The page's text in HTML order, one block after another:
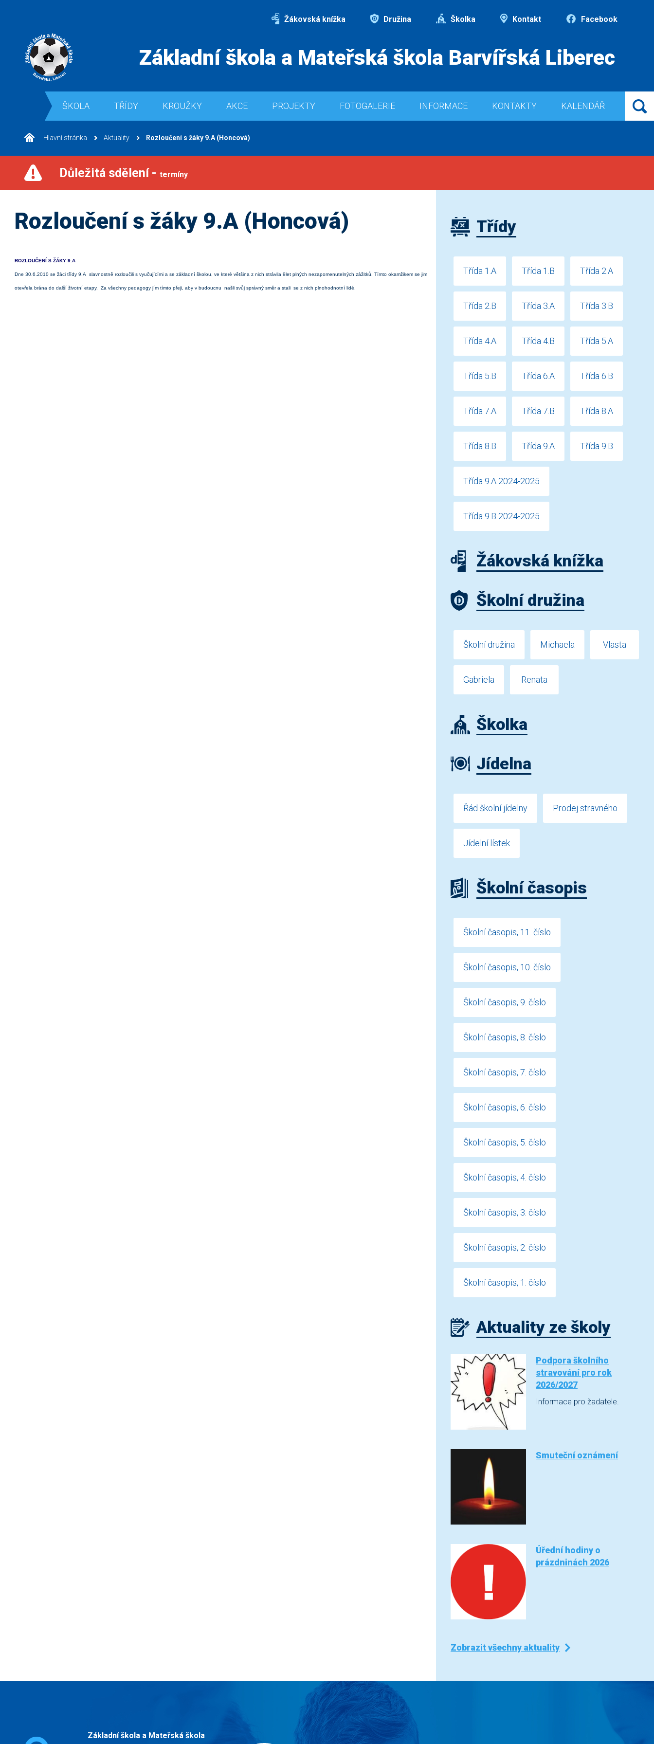
Žákovská knížka Družina Školka Kontakt Facebook
Základní škola a Mateřská škola Barvířská Liberec
ŠKOLA TŘÍDY KROUŽKY AKCE PROJEKTY FOTOGALERIE INFORMACE KONTAKTY KALENDÁŘ
Hlavní stránka Aktuality Rozloučení s žáky 9.A (Honcová)
Důležitá sdělení - termíny
Rozloučení s žáky 9.A (Honcová)
ROZLOUČENÍ S ŽÁKY 9.A
Dne 30.6.2010 se žáci třídy 9.A slavnostně rozloučili s vyučujícími a se základní školou, ve které většina z nich strávila 9let plných nezapomenutelných zážitků. Tímto okamžikem se jim
otevřela brána do další životní etapy. Za všechny pedagogy jím tímto přeji, aby v budoucnu našli svůj správný směr a stali se z nich plnohodnotní lidé.
Třídy
Třída 1.A Třída 1.B Třída 2.A
Třída 2.B Třída 3.A Třída 3.B
Třída 4.A Třída 4.B Třída 5.A
Třída 5.B Třída 6.A Třída 6.B
Třída 7.A Třída 7.B Třída 8.A
Třída 8.B Třída 9.A Třída 9.B
Třída 9.A 2024-2025
Třída 9.B 2024-2025
Žákovská knížka
Školní družina
Školní družina Michaela Vlasta
Gabriela Renata
Školka
Jídelna
Řád školní jídelny Prodej stravného
Jídelní lístek
Školní časopis
Školní časopis, 11. číslo
Školní časopis, 10. číslo
Školní časopis, 9. číslo
Školní časopis, 8. číslo
Školní časopis, 7. číslo
Školní časopis, 6. číslo
Školní časopis, 5. číslo
Školní časopis, 4. číslo
Školní časopis, 3. číslo
Školní časopis, 2. číslo
Školní časopis, 1. číslo
Aktuality ze školy
Podpora školního
stravování pro rok
2026/2027
Informace pro žadatele.
Smuteční oznámení
Úřední hodiny o
prázdninách 2026
Zobrazit všechny aktuality
Základní škola a Mateřská škola